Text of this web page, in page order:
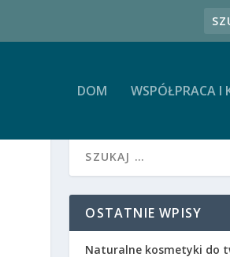
DOM WSPÓŁPRACA I
OSTATNIE WPISY
Naturalne kosmetyki do